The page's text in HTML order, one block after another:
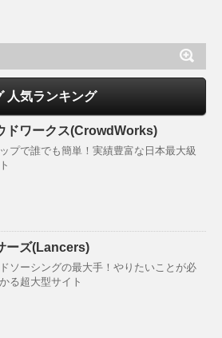
人気ランキング
ドワークス(CrowdWorks)
プで誰でも簡単！実績豊富な日本最大級
ーズ(Lancers)
ソーシングの最大手！やりたいことが必
る超大型サイト